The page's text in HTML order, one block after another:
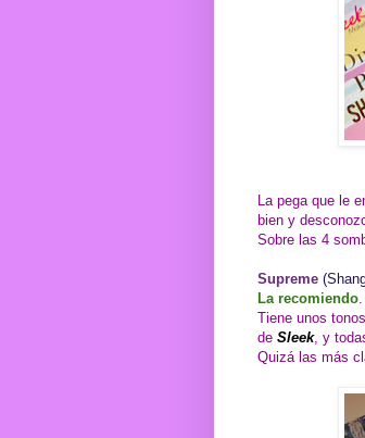
La pega que le
bien y
Sobre las 4
Supreme
La recomiendo.
Tiene unos
de Sleek, y
Quizá las más